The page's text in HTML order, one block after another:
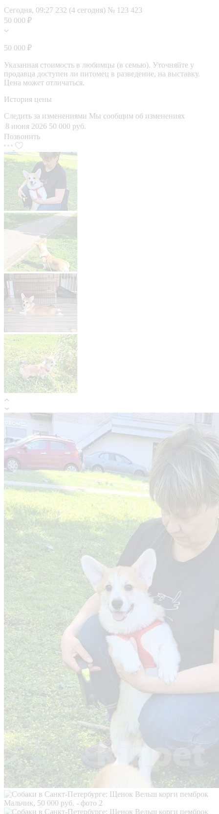
Сегодня, 09:27 232 (4 сегодня) № 123 423
50 000 ₽
50 000 ₽
Указанная стоимость в любимцы (в семью). Уточняйте у
продавца доступен ли питомец в разведение, на выставку.
Цена может отличаться.
История цены
Следить за изменениями Мы сообщим об изменениях
8 июня 2026 50 000 руб.
Позвонить